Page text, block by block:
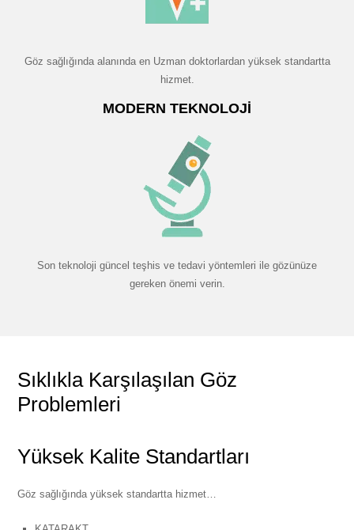
Göz sağlığında alanında en Uzman doktorlardan yüksek standartta
hizmet.
MODERN TEKNOLOJI
Son teknoloji güncel teşhis ve tedavi yöntemleri ile gözünüze
gereken önemi verin.
Sıklıkla Karşılaşılan Göz
Problemleri
Yüksek Kalite Standartları
Göz sağlığında yüksek standartta hizmet…